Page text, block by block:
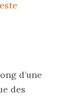
d’une
des